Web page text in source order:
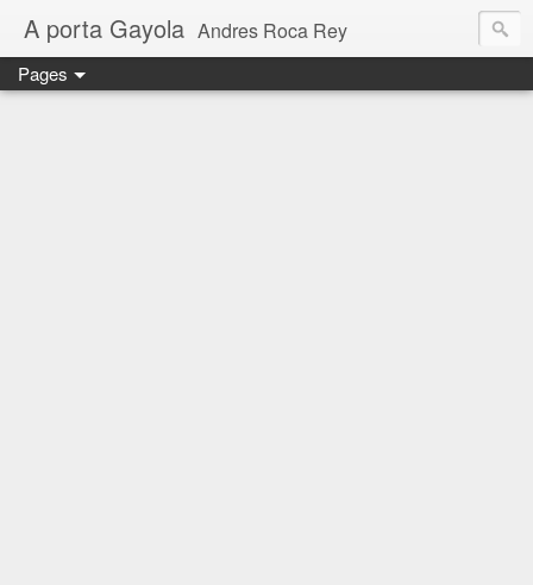
A porta Gayola Andres Roca Rey
Pages